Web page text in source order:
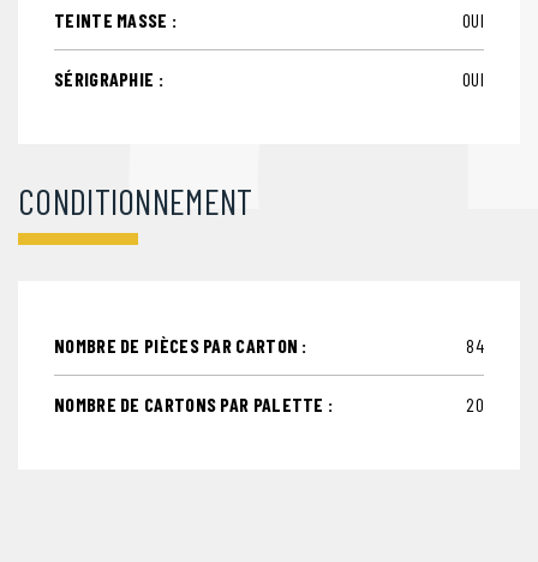
TEINTE MASSE : OUI
SÉRIGRAPHIE : OUI
CONDITIONNEMENT
NOMBRE DE PIÈCES PAR CARTON : 84
NOMBRE DE CARTONS PAR PALETTE : 20